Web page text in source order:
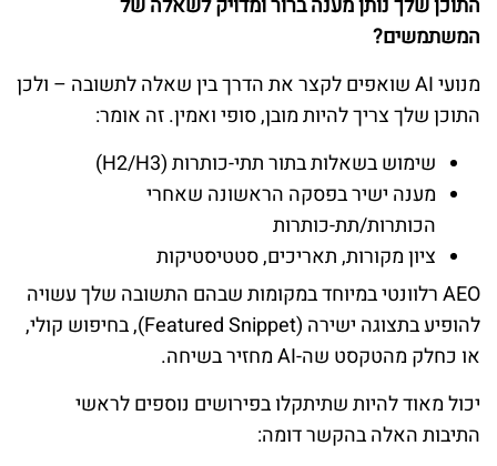
המשתמשים?
מנועי AI שואפים לקצר את הדרך בין שאלה לתשובה – ולכן
התוכן שלך צריך להיות מובן, סופי ואמין. זה אומר:
שימוש בשאלות בתור תתי-כותרות (H2/H3)
מענה ישיר בפסקה הראשונה שאחרי
הכותרות/תת-כותרות
ציון מקורות, תאריכים, סטטיסטיקות
AEO רלוונטי במיוחד במקומות שבהם התשובה שלך עשויה
להופיע בתצוגה ישירה (Featured Snippet), בחיפוש קולי,
או כחלק מהטקסט שה-AI מחזיר בשיחה.
יכול מאוד להיות שתיתקלו בפירושים נוספים לראשי
התיבות האלה בהקשר דומה: